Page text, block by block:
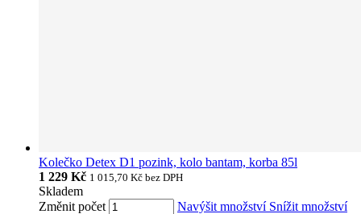
Kolečko Detex D1 pozink, kolo bantam, korba 85l
1 229 Kč 1 015,70 Kč bez DPH
Skladem
Změnit počet
Navýšit množství Snížit množství